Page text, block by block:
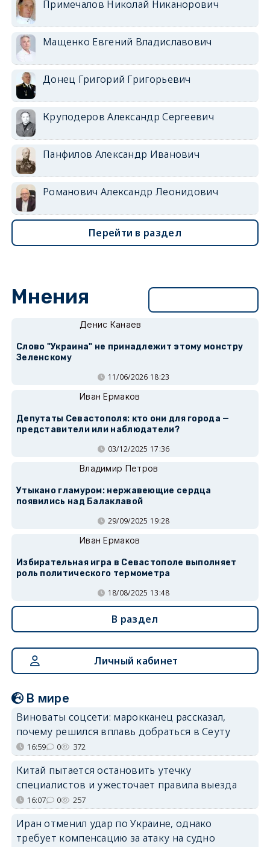
Примечалов Николай Никанорович
Мащенко Евгений Владиславович
Донец Григорий Григорьевич
Круподеров Александр Сергеевич
Панфилов Александр Иванович
Романович Александр Леонидович
Перейти в раздел
Мнения
Денис Канаев
Слово "Украина" не принадлежит этому монстру
Зеленскому
11/06/2026 18:23
Иван Ермаков
Депутаты Севастополя: кто они для города —
представители или наблюдатели?
03/12/2025 17:36
Владимир Петров
Утыкано гламуром: нержавеющие сердца
появились над Балаклавой
29/09/2025 19:28
Иван Ермаков
Избирательная игра в Севастополе выполняет
роль политического термометра
18/08/2025 13:48
В раздел
Личный кабинет
В мире
Виноваты соцсети: марокканец рассказал,
почему решился вплавь добраться в Сеуту
16:59 0 372
Китай пытается остановить утечку
специалистов и ужесточает правила выезда
16:07 0 257
Иран отменил удар по Украине, однако
требует компенсацию за атаку на судно